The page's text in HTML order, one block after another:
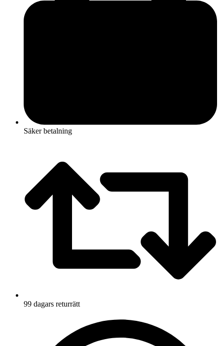
Säker betalning
99 dagars returrätt